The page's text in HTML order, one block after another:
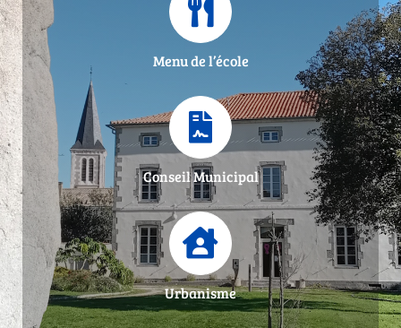
Menu de l’école
Conseil Municipal
Urbanisme